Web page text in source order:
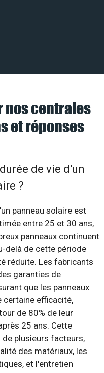
nos centrales
et réponses
de vie d'un
?
panneau solaire est
entre 25 et 30 ans,
panneaux continuent
delà de cette période
réduite. Les fabricants
garanties de
que les panneaux
certaine efficacité,
de 80% de leur
25 ans. Cette
de plusieurs facteurs,
des matériaux, les
et l'entretien